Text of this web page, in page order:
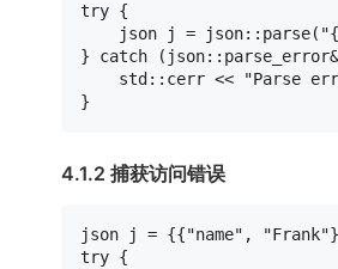
try {
    json j = json::
parse(
} catch
    std::cerr <<
"Parse
4.1.2 捕获访问错误
json j = {{"name" , "Frank"
try {